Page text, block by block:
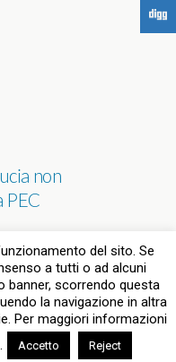
non
PEC
Pc Desktop
del sito. Se
a tutti o ad alcuni
banner, scorrendo questa
la navigazione in altra
Per maggiori informazioni
Accetto Reject
F